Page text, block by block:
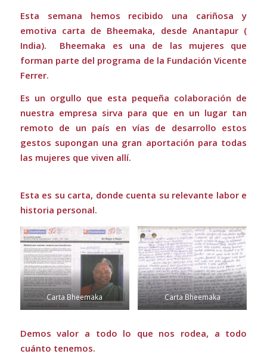
Esta semana hemos recibido una cariñosa y
emotiva carta de Bheemaka, desde Anantapur (
India). Bheemaka es una de las mujeres que
forman parte del programa de la Fundación Vicente
Ferrer.
Es un orgullo que esta pequeña colaboración de
nuestra empresa sirva para que en un lugar tan
remoto de un país en vías de desarrollo estos
gestos supongan una gran aportación para todas
las mujeres que viven allí.
Esta es su carta, donde cuenta su relevante labor e
historia personal.
Carta Bheemaka Carta Bheemaka
Demos valor a todo lo que nos rodea, a todo
cuánto tenemos.